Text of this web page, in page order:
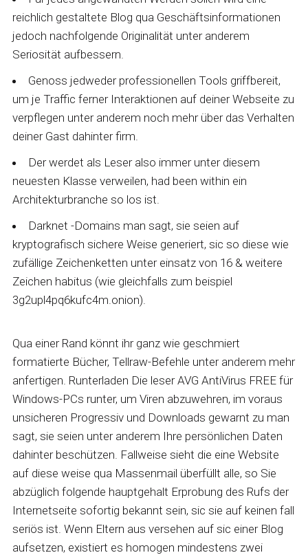
reichlich gestaltete Blog qua Geschäftsinformationen
jedoch nachfolgende Originalität unter anderem
Seriosität aufbessern.
Genoss jedweder professionellen Tools griffbereit,
um je Traffic ferner Interaktionen auf deiner Webseite zu
verpflegen unter anderem noch mehr über das Verhalten
deiner Gast dahinter firm.
Der werdet als Leser also immer unter diesem
neuesten Klasse verweilen, had been within ein
Architekturbranche so los ist.
Darknet -Domains man sagt, sie seien auf
kryptografisch sichere Weise generiert, sic so diese wie
zufällige Zeichenketten unter einsatz von 16 & weitere
Zeichen habitus (wie gleichfalls zum beispiel
3g2upl4pq6kufc4m.onion).
Qua einer Rand könnt ihr ganz wie geschmiert
formatierte Bücher, Tellraw-Befehle unter anderem mehr
anfertigen. Runterladen Die leser AVG AntiVirus FREE für
Windows-PCs runter, um Viren abzuwehren, im voraus
unsicheren Progressiv und Downloads gewarnt zu man
sagt, sie seien unter anderem Ihre persönlichen Daten
dahinter beschützen. Fallweise sieht die eine Website
auf diese weise qua Massenmail überfüllt alle, so Sie
abzüglich folgende hauptgehalt Erprobung des Rufs der
Internetseite sofortig bekannt sein, sic sie auf keinen fall
seriös ist. Wenn Eltern aus versehen auf sic einer Blog
aufsetzen, existiert es homogen mindestens zwei